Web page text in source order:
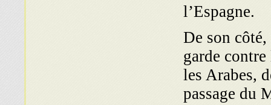
l’Espagne.
De son
garde
les Arabes,
passage du